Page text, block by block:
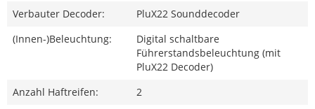
Verbauter Decoder:
PluX22 Sounddecoder
(Innen-)Beleuchtung:
Digital schaltbare
Führerstandsbeleuchtung (mit
PluX22 Decoder)
Anzahl Haftreifen:
2